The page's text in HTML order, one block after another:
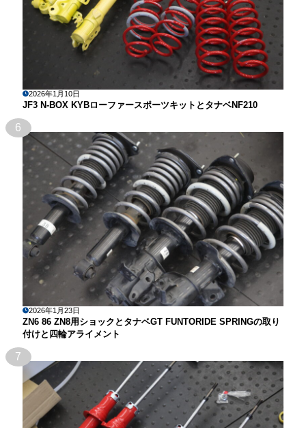
2026年1月10日
JF3 N-BOX KYBローファースポーツキットとタナベNF210
6
2026年1月23日
ZN6 86 ZN8用ショックとタナベGT FUNTORIDE SPRINGの取り
付けと四輪アライメント
7